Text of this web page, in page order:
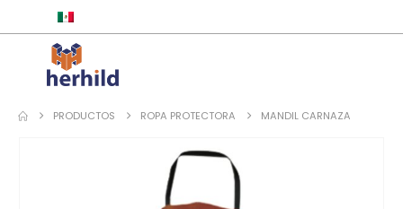
PRODUCTOS ROPA PROTECTORA MANDIL CARNAZA